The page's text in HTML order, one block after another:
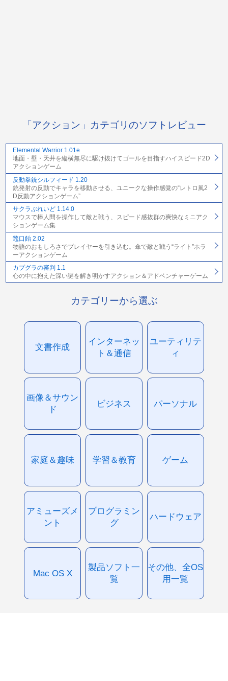
「アクション」カテゴリのソフトレビュー
Elemental Warrior 1.01e
地面・壁・天井を縦横無尽に駆け抜けてゴールを目指すハイスピード2D
アクションゲーム
反動拳銃シルフィード 1.20
銃発射の反動でキャラを移動させる、ユニークな操作感覚の“レトロ風2
D反動アクションゲーム”
サクラぶれいど 1.14.0
マウスで棒人間を操作して敵と戦う、スピード感抜群の爽快なミニアク
ションゲーム集
鼈口飴 2.02
物語のおもしろさでプレイヤーを引き込む。傘で敵と戦う“ライト”ホラ
ーアクションゲーム
カプグラの審判 1.1
心の中に抱えた深い謎を解き明かすアクション＆アドベンチャーゲーム
カテゴリーから選ぶ
文書作成
インターネッ
ト＆通信
ユーティリテ
ィ
画像＆サウン
ド
ビジネス パーソナル
家庭＆趣味 学習＆教育 ゲーム
アミューズメ
ント
プログラミン
グ
ハードウェア
Mac OS X
製品ソフト一
覧
その他、全OS
用一覧